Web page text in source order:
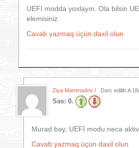
UEFI modda yoxlayın. Ola bilsin
elemisiniz.
Cavab yazmaq üçün daxil olun
Ziya Məmmədov / . Dərc edilib:A
Səs: 0.
Murad bəy, UEFİ modu necə
Cavab yazmaq üçün daxil olun